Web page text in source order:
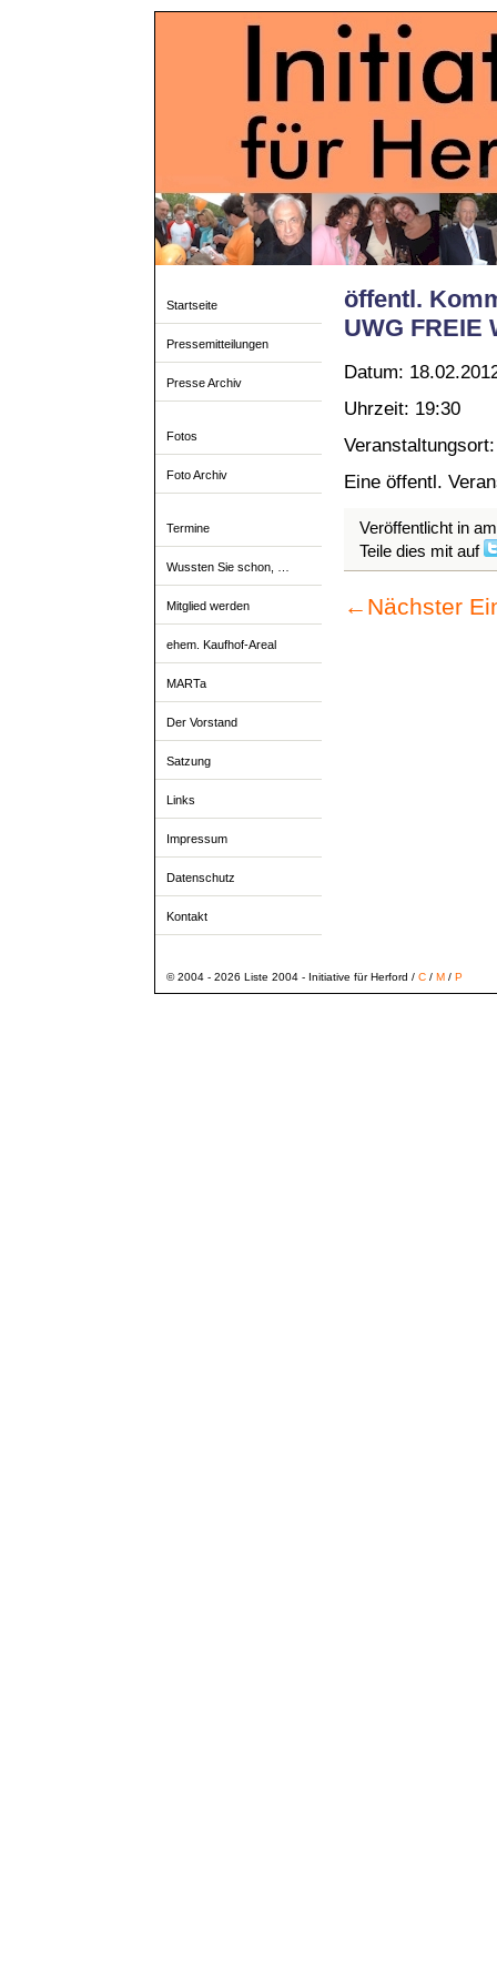
Startseite
Pressemitteilungen
Presse Archiv
Fotos
Foto Archiv
Termine
Wussten Sie schon, …
Mitglied werden
ehem. Kaufhof-Areal
MARTa
Der Vorstand
Satzung
Links
Impressum
Datenschutz
Kontakt
öffentl.
UWG FREIE
Datum:
Uhrzeit: 19:30
Eine öffentl.
Veröffentlicht in
Teile dies mit auf
← Nächster
© 2004 - 2026 Liste 2004 - Initiative für Herford / C/ M/ P